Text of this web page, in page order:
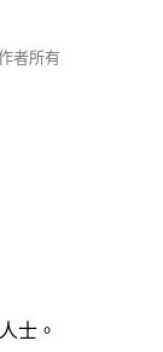
者所有
士。